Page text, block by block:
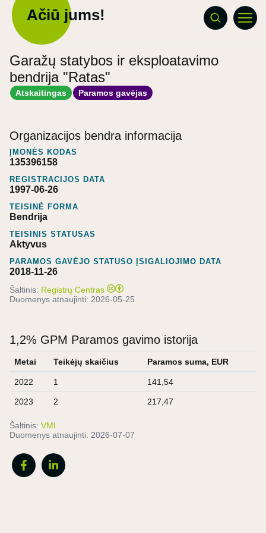
Ačiū jums!
Garažų statybos ir eksploatavimo
bendrija "Ratas"
Atskaitingas Paramos gavėjas
Organizacijos bendra informacija
ĮMONĖS KODAS
135396158
REGISTRACIJOS DATA
1997-06-26
TEISINĖ FORMA
Bendrija
TEISINIS STATUSAS
Aktyvus
PARAMOS GAVĖJO STATUSO ĮSIGALIOJIMO DATA
2018-11-26
Šaltinis: Registrų Centras
Duomenys atnaujinti: 2026-05-25
1,2% GPM Paramos gavimo istorija
Metai Teikėjų skaičius Paramos suma, EUR
2022 1 141,54
2023 2 217,47
Šaltinis: VMI
Duomenys atnaujinti: 2026-07-07